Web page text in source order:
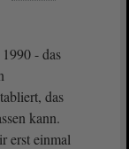
- das
das
kann.
erst einmal